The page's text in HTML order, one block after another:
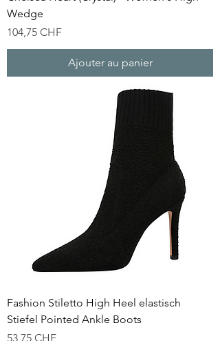
Wedge
Prix
104,75 CHF
Ajouter au panier
Fashion Stiletto High Heel elastisch
Stiefel Pointed Ankle Boots
Prix
53,75 CHF